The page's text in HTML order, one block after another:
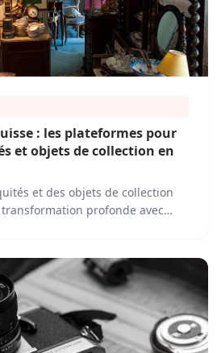
: les plateformes pour
et objets de collection en
et des objets de collection
profonde avec
sur une variété de plateformes
spécialisés aux géants du e-